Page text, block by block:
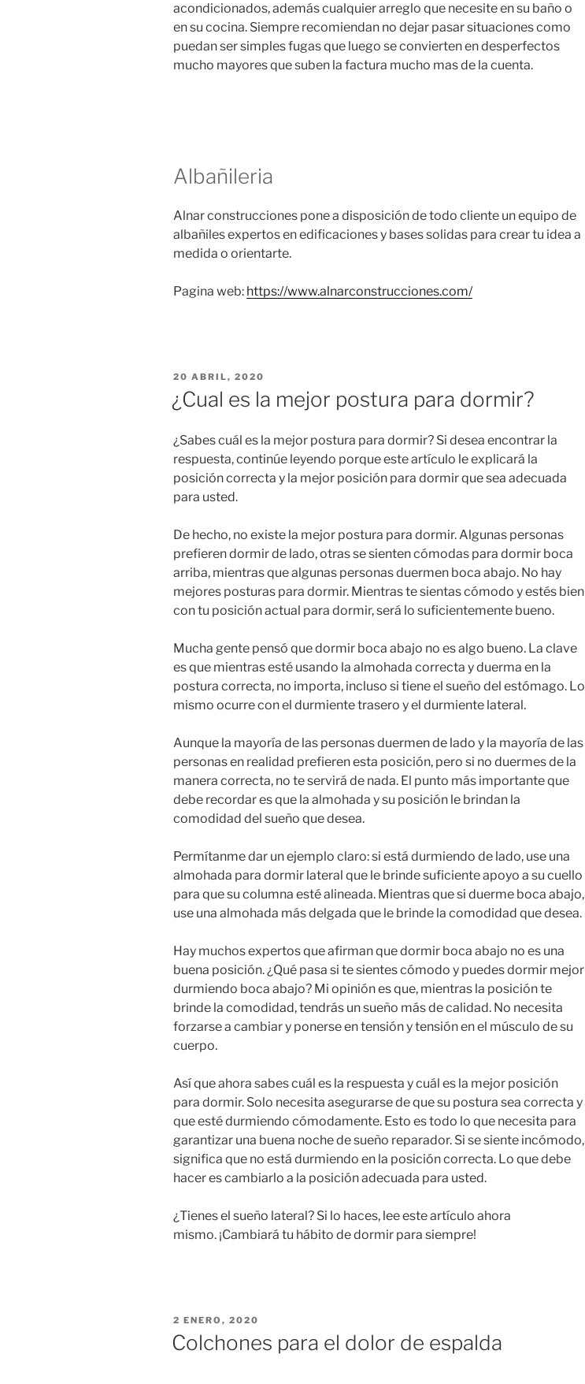
acondicionados, además cualquier arreglo que necesite en su baño o
en su cocina. Siempre recomiendan no dejar pasar situaciones como
puedan ser simples fugas que luego se convierten en desperfectos
mucho mayores que suben la factura mucho mas de la cuenta.
Albañileria
Alnar construcciones pone a disposición de todo cliente un equipo de
albañiles expertos en edificaciones y bases solidas para crear tu idea a
medida o orientarte.
Pagina web: https://www.alnarconstrucciones.com/
PUBLICADO
20 ABRIL, 2020
¿Cual es la mejor postura para dormir?
¿Sabes cuál es la mejor postura para dormir? Si desea encontrar la
respuesta, continúe leyendo porque este artículo le explicará la
posición correcta y la mejor posición para dormir que sea adecuada
para usted.
De hecho, no existe la mejor postura para dormir. Algunas personas
prefieren dormir de lado, otras se sienten cómodas para dormir boca
arriba, mientras que algunas personas duermen boca abajo. No hay
mejores posturas para dormir. Mientras te sientas cómodo y estés bien
con tu posición actual para dormir, será lo suficientemente bueno.
Mucha gente pensó que dormir boca abajo no es algo bueno. La clave
es que mientras esté usando la almohada correcta y duerma en la
postura correcta, no importa, incluso si tiene el sueño del estómago. Lo
mismo ocurre con el durmiente trasero y el durmiente lateral.
Aunque la mayoría de las personas duermen de lado y la mayoría de las
personas en realidad prefieren esta posición, pero si no duermes de la
manera correcta, no te servirá de nada. El punto más importante que
debe recordar es que la almohada y su posición le brindan la
comodidad del sueño que desea.
Permítanme dar un ejemplo claro: si está durmiendo de lado, use una
almohada para dormir lateral que le brinde suficiente apoyo a su cuello
para que su columna esté alineada. Mientras que si duerme boca abajo,
use una almohada más delgada que le brinde la comodidad que desea.
Hay muchos expertos que afirman que dormir boca abajo no es una
buena posición. ¿Qué pasa si te sientes cómodo y puedes dormir mejor
durmiendo boca abajo? Mi opinión es que, mientras la posición te
brinde la comodidad, tendrás un sueño más de calidad. No necesita
forzarse a cambiar y ponerse en tensión y tensión en el músculo de su
cuerpo.
Así que ahora sabes cuál es la respuesta y cuál es la mejor posición
para dormir. Solo necesita asegurarse de que su postura sea correcta y
que esté durmiendo cómodamente. Esto es todo lo que necesita para
garantizar una buena noche de sueño reparador. Si se siente incómodo,
significa que no está durmiendo en la posición correcta. Lo que debe
hacer es cambiarlo a la posición adecuada para usted.
¿Tienes el sueño lateral? Si lo haces, lee este artículo ahora
mismo. ¡Cambiará tu hábito de dormir para siempre!
PUBLICADO
EL
2 ENERO, 2020
Colchones para el dolor de espalda